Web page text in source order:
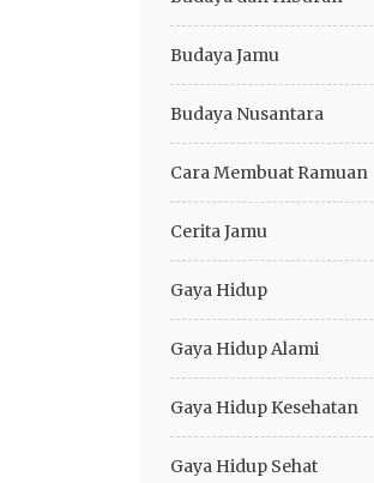
Budaya Jamu
Budaya Nusantara
Cara Membuat Ramuan
Cerita Jamu
Gaya Hidup
Gaya Hidup Alami
Gaya Hidup Kesehatan
Gaya Hidup Sehat